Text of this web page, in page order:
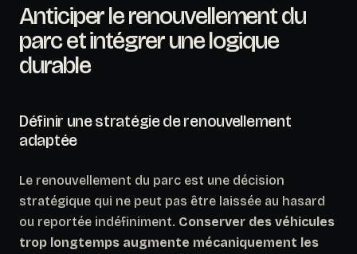
Anticiper le renouvellement du
parc et intégrer une logique
durable
Définir une stratégie de renouvellement
adaptée
Le renouvellement du parc est une décision
stratégique qui ne peut pas être laissée au hasard
ou reportée indéfiniment. Conserver des véhicules
trop longtemps augmente mécaniquement les